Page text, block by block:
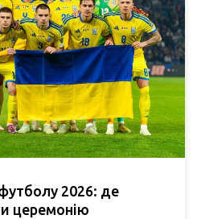
2026: де
церемонію